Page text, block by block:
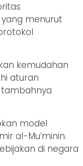
menurut
kemudahan
aturan
model
al-Mu’minin.
di negara